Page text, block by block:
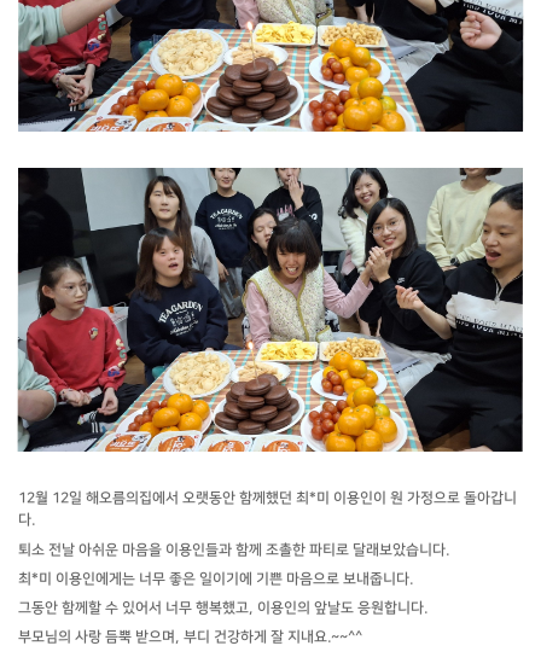
12월 12일 해오름의집에서 오랫동안 함께했던 최*미 이용인이 원 가정으로 돌아갑니
다.
퇴소 전날 아쉬운 마음을 이용인들과 함께 조촐한 파티로 달래보았습니다.
최*미 이용인에게는 너무 좋은 일이기에 기쁜 마음으로 보내줍니다.
그동안 함께할 수 있어서 너무 행복했고, 이용인의 앞날도 응원합니다.
부모님의 사랑 듬뿍 받으며, 부디 건강하게 잘 지내요.~~^^